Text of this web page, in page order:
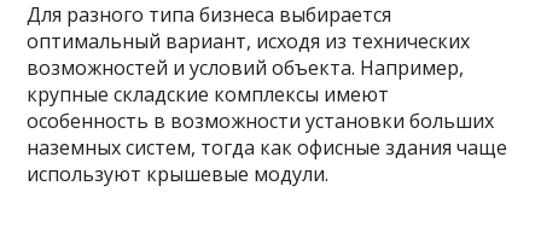
Для разного типа бизнеса выбирается
оптимальный вариант, исходя из технических
возможностей и условий объекта. Например,
крупные складские комплексы имеют
особенность в возможности установки больших
наземных систем, тогда как офисные здания чаще
используют крышевые модули.